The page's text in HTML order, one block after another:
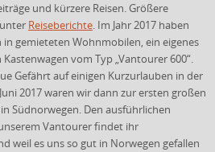
und kürzere Reisen. Größere
Reiseberichte. Im Jahr 2017 haben
gemieteten Wohnmobilen, ein eigenes
vom Typ „Vantourer 600“.
Gefährt auf einigen Kurzurlauben in der
2017 waren wir dann zur ersten großen
Südnorwegen. Den ausführlichen
Vantourer findet ihr
weil es uns so gut in Norwegen gefallen